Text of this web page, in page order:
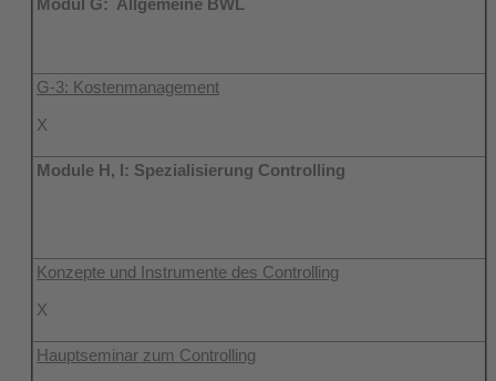
G-3: Kostenmanagement
X
Module H, I: Spezialisierung Controlling
Konzepte und Instrumente des Controlling
X
Hauptseminar zum Controlling